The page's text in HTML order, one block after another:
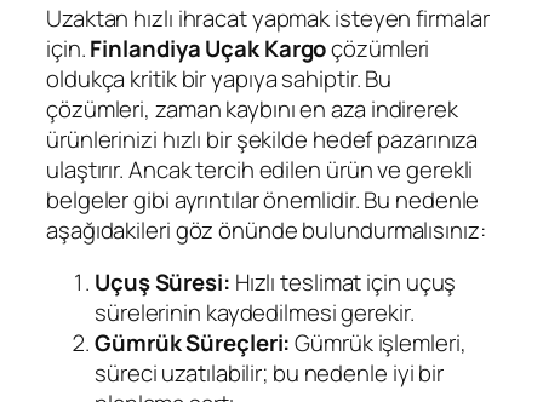
Uzaktan hızlı ihracat yapmak isteyen firmalar
için.FinlandiyaUçak Kargoçözümleri
oldukça kritik bir yapıya sahiptir. Bu
çözümleri, zaman kaybını en aza indirerek
ürünlerinizi hızlı bir şekilde hedef pazarınıza
ulaştırır. Ancak tercih edilen ürün ve gerekli
belgeler gibi ayrıntılar önemlidir. Bu nedenle
aşağıdakileri göz önünde bulundurmalısınız:
Uçuş Süresi: Hızlı teslimat için uçuş
sürelerinin kaydedilmesi gerekir.
Gümrük Süreçleri:Gümrük işlemleri,
süreci uzatılabilir; bu nedenle iyi bir